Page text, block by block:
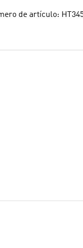
de artículo: